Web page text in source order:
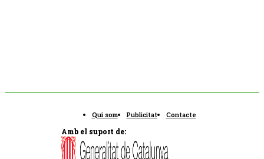
Qui som Publicitat Contacte
Amb el suport de: